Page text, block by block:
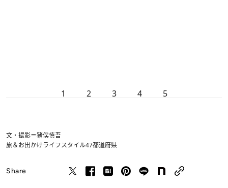
1 2 3 4 5
文・撮影＝猪俣慎吾
旅＆お出かけライフスタイル47都道府県
Share